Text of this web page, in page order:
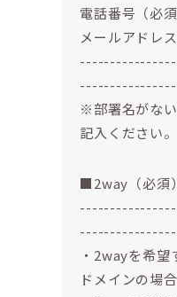
電話番号（必須
メールアドレ
----------------
※部署名がな
記入ください。
■2way（必須）
----------------
・2wayを希
ドメインの場